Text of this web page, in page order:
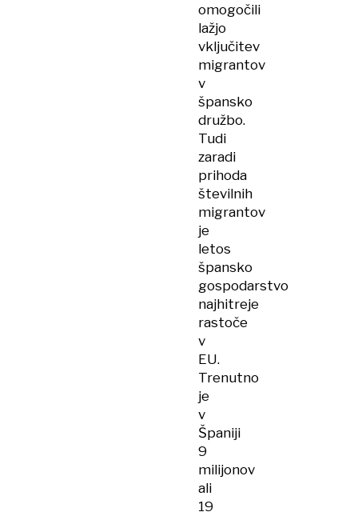
omogočili
lažjo
vključitev
migrantov
v
špansko
družbo.
Tudi
zaradi
prihoda
številnih
migrantov
je
letos
špansko
gospodarstvo
najhitreje
rastoče
v
EU.
Trenutno
je
v
Španiji
9
milijonov
ali
19